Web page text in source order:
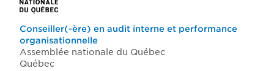
Conseiller(-ère) en audit interne et performance
organisationnelle
Assemblée nationale du Québec
Québec